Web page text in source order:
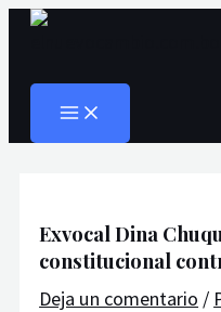
Ir
contenido
MAIN
Exvocal Dina
constitucional
Deja un comentario /
Navegación
entradas
Escribe
Nombre*
Correo
Web